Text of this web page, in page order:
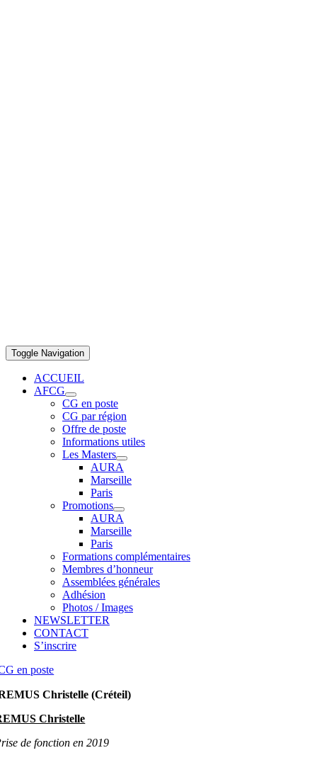
Toggle Navigation
ACCUEIL
AFCG
CG en poste
CG par région
Offre de poste
Informations utiles
Les Masters
AURA
Marseille
Paris
Promotions
AURA
Marseille
Paris
Formations complémentaires
Membres d’honneur
Assemblées générales
Adhésion
Photos / Images
NEWSLETTER
CONTACT
S’inscrire
en poste
Christelle (Créteil)
Christelle
de fonction en 2019